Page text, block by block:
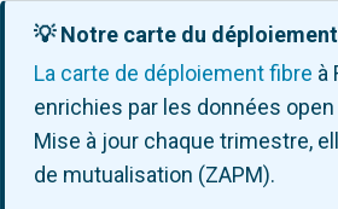
💡 Notre carte du
La carte de déploiement fibre à
enrichies par les données
Mise à jour chaque trimestre,
de mutualisation (ZAPM).